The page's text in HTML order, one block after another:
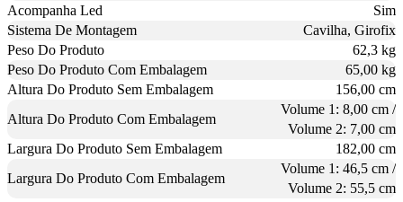
Acompanha Led
Sim
Sistema De Montagem
Cavilha, Girofix
Peso Do Produto
62,3 kg
Peso Do Produto Com Embalagem
65,00 kg
Altura Do Produto Sem Embalagem
156,00 cm
Altura Do Produto Com Embalagem
Volume 1: 8,00 cm /
Volume 2: 7,00 cm
Largura Do Produto Sem Embalagem
182,00 cm
Largura Do Produto Com Embalagem
Volume 1: 46,5 cm /
Volume 2: 55,5 cm